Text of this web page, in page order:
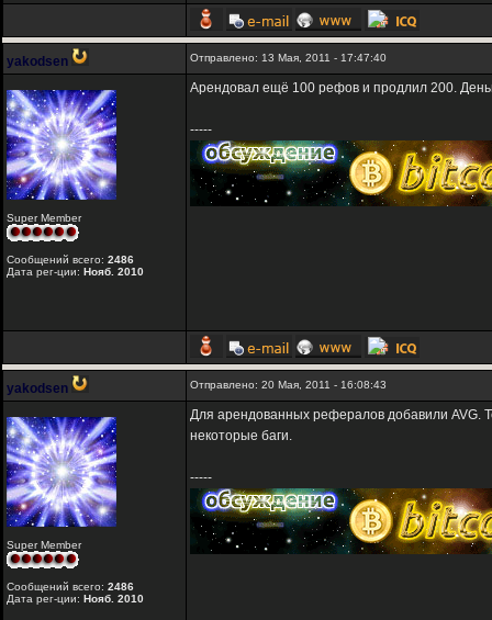
yakodsen Отправлено: 13 Мая, 2011 - 17:47:40
Super Member
Сообщений всего: 2486
Дата рег-ции: Нояб. 2010
Арендовал ещё 100 рефов и продлил 200.
-----
yakodsen Отправлено: 20 Мая, 2011 - 16:08:43
Super Member
Сообщений всего: 2486
Дата рег-ции: Нояб. 2010
Для арендованных рефералов добавили AVG.
некоторые баги.
-----